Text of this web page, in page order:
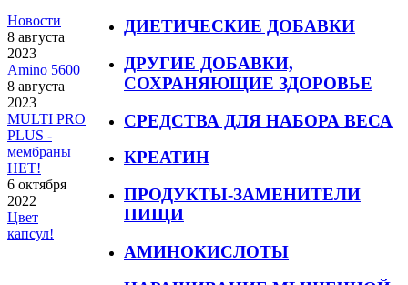
ДИЕТИЧЕСКИЕ ДОБАВКИ
ДРУГИЕ ДОБАВКИ,
СОХРАНЯЮЩИЕ ЗДОРОВЬЕ
СРЕДСТВА ДЛЯ НАБОРА ВЕСА
КРЕАТИН
ПРОДУКТЫ-ЗАМЕНИТЕЛИ
ПИЩИ
АМИНОКИСЛОТЫ
Новости
8 августа
2023
Amino 5600
8 августа
2023
MULTI PRO
PLUS -
мембраны
НЕТ!
6 октября
2022
Цвет
капсул!